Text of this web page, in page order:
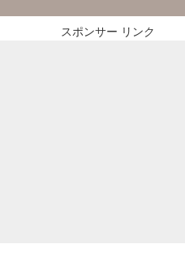
スポンサー リンク